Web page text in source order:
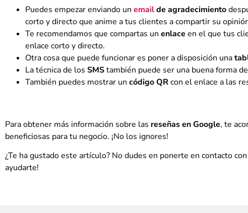
Puedes empezar enviando un emailde agradecimiento
corto y directo que anime a tus clientes a compartir su
Te recomendamos que compartas un enlace en el que tus
enlace corto y directo.
Otra cosa que puede funcionar es poner a disposición una
La técnica de los SMStambién puede ser una buena forma
También puedes mostrar un código QRcon el enlace a las
Para obtener más información sobre las reseñas en Google, te
beneficiosas para tu negocio. ¡No los ignores!
¿Te ha gustado este artículo? No dudes en ponerte en contacto
ayudarte!